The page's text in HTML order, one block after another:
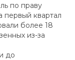
по праву
первый квартал
более 18
из-за
до